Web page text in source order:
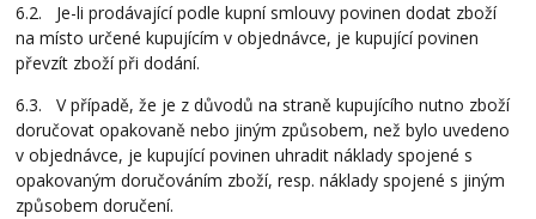
6.2. Je-li prodávající podle kupní smlouvy povinen dodat zboží
na místo určené kupujícím v objednávce, je kupující povinen
převzít zboží při dodání.
6.3. V případě, že je z důvodů na straně kupujícího nutno zboží
doručovat opakovaně nebo jiným způsobem, než bylo uvedeno
v objednávce, je kupující povinen uhradit náklady spojené s
opakovaným doručováním zboží, resp. náklady spojené s jiným
způsobem doručení.